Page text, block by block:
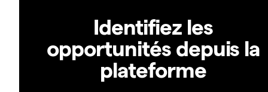
Identifiez les
opportunités depuis la
plateforme